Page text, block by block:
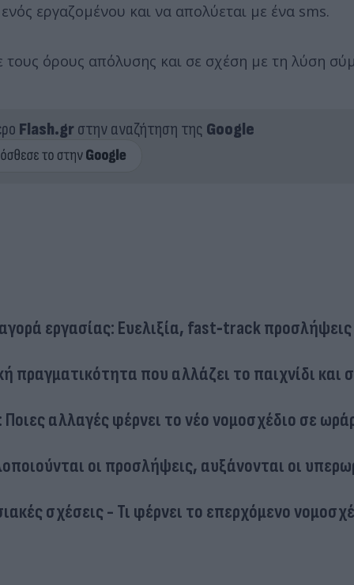
εργαζομένου και να απολύεται με ένα sms.
τους όρους απόλυσης και σε σχέση με τη λύση
Flash.grστην αναζήτηση της Google
εργασίας: Ευελιξία, fast‑track προσλήψεις
πραγματικότητα που αλλάζει το παιχνίδι και
αλλαγές φέρνει το νέο νομοσχέδιο σε
οι προσλήψεις, αυξάνονται οι
σχέσεις - Τι φέρνει το επερχόμενο